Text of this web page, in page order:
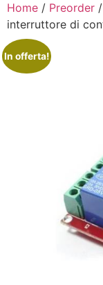
Home / Preorder
interruttore di
In offerta!